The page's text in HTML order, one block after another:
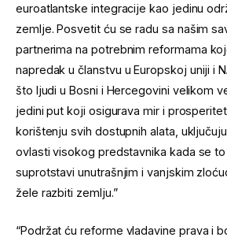
euroatlantske integracije kao jedinu
zemlje. Posvetit ću se radu sa našim
partnerima na potrebnim reformama
napredak u članstvu u Europskoj uniji i
što ljudi u Bosni i Hercegovini velikom
jedini put koji osigurava mir i
korištenju svih dostupnih alata,
ovlasti visokog predstavnika kada se
suprotstavi unutrašnjim i vanjskim
žele razbiti zemlju.”
“Podržat ću reforme vladavine prava i